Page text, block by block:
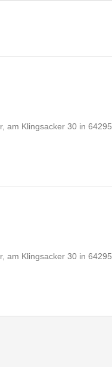
am Klingsacker 30 in 64295
am Klingsacker 30 in 64295